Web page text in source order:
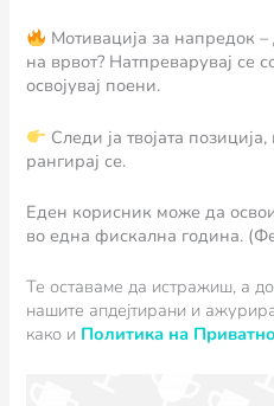
Мотивација за напредок
на врвот? Натпреварувај се
освојувај поени.
Следи ја твојата
рангирај се.
Еден корисник може да
во една фискална година.
Те оставаме да истражиш, а
нашите апдејтирани и
како и Политика на